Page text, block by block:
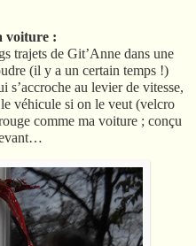
voiture :
trajets de Git’Anne dans une
(il y a un certain temps !)
s’accroche au levier de vitesse,
véhicule si on le veut (velcro
comme ma voiture ; conçu